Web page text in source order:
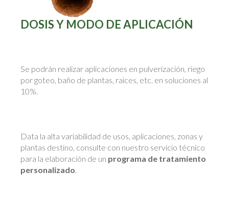
DOSIS Y MODO DE APLICACIÓN
Se podrán realizar aplicaciones en pulverización, riego
por goteo, baño de plantas, raices, etc. en soluciones al
10%.
Data la alta variabilidad de usos, aplicaciones, zonas y
plantas destino, consulte con nuestro servicio técnico
para la elaboración de un programa de tratamiento
personalizado.